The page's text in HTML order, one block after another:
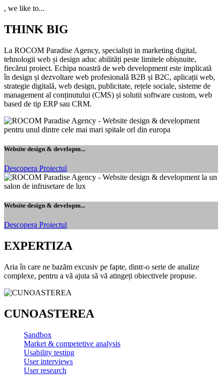
, we like to...
THINK BIG
La ROCOM Paradise Agency, specialiști in marketing digital,
tehnologii web și design aduc abilități peste limitele obișnuite,
fiecărui proiect. Echipa noastră de web development este implicată
în design și dezvoltare web profesională B2B și B2C, aplicații web,
strategie digitală, web design, publicitate, rețele sociale, sisteme de
management al conținutului (CMS) și solutii software custom, web
based de tip ERP sau CRM.
Website design & developm...
Descopera Proiectul
Website design & developm...
Descopera Proiectul
EXPERTIZA
Aria în care ne bazăm excusiv pe fapte, dintr-o serie de analize
complexe, pentru a vă ajuta să vă atingeți obiectivele propuse.
CUNOASTEREA
Sandbox
Market & competetive analysis
Usability testing
User interviews
User research